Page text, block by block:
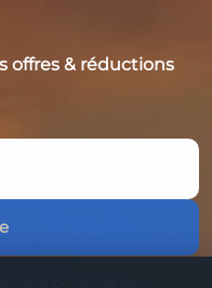
offres & réductions
et la politique de